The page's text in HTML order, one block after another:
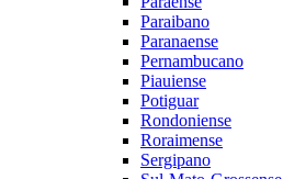
Paraibano
Paranaense
Pernambucano
Piauiense
Potiguar
Rondoniense
Roraimense
Sergipano